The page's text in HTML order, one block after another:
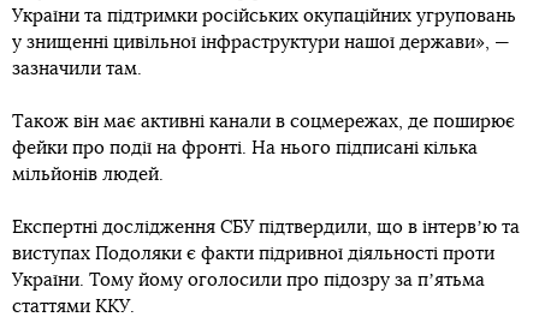
України та підтримки російських окупаційних угруповань
у знищенні цивільної інфраструктури нашої держави», —
зазначили там.
Також він має активні канали в соцмережах, де поширює
фейки про події на фронті. На нього підписані кілька
мільйонів людей.
Експертні дослідження СБУ підтвердили, що в інтервʼю та
виступах Подоляки є факти підривної діяльності проти
України. Тому йому оголосили про підозру за пʼятьма
статтями ККУ.